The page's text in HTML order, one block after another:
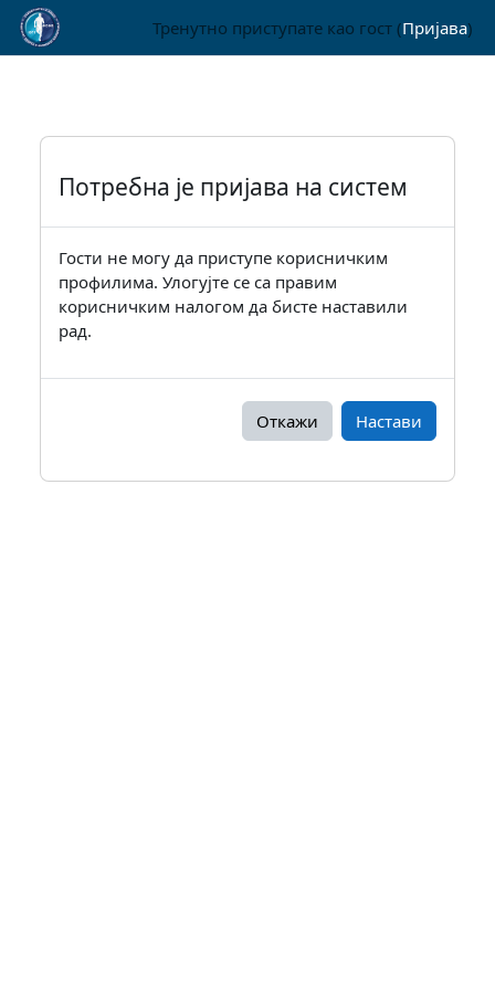
Иди на главни садржај
Тренутно приступате као гост (Пријава)
Потребна је пријава на систем
Гости не могу да приступе корисничким
профилима. Улогујте се са правим
корисничким налогом да бисте наставили
рад.
Откажи Настави